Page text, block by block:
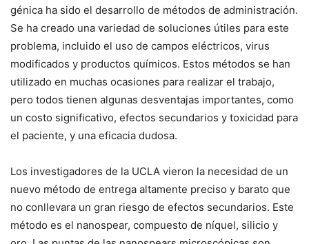
génica ha sido el desarrollo de métodos de administración.
Se ha creado una variedad de soluciones útiles para este
problema, incluido el uso de campos eléctricos, virus
modificados y productos químicos. Estos métodos se han
utilizado en muchas ocasiones para realizar el trabajo,
pero todos tienen algunas desventajas importantes, como
un costo significativo, efectos secundarios y toxicidad para
el paciente, y una eficacia dudosa.
Los investigadores de la UCLA vieron la necesidad de un
nuevo método de entrega altamente preciso y barato que
no conllevara un gran riesgo de efectos secundarios. Este
método es el nanospear, compuesto de níquel, silicio y